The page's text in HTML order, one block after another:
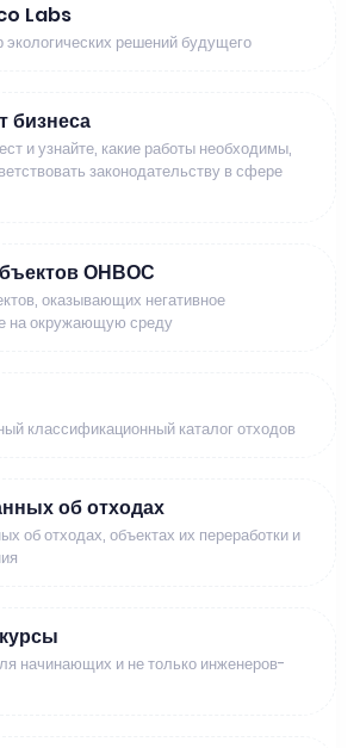
Labs
экологических решений будущего
бизнеса
и узнайте, какие работы необходимы,
законодательству в сфере
ОНВОС
оказывающих негативное
на окружающую среду
классификационный каталог отходов
об отходах
об отходах, объектах их переработки и
начинающих и не только инженеров-